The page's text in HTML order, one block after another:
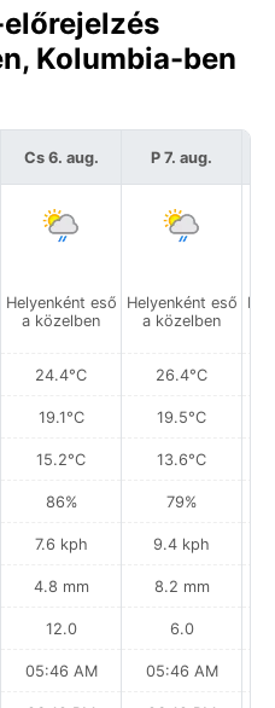
Kolumbia-ben
Cs 6. aug.
Helyenként eső
a közelben
24.4°C
19.1°C
15.2°C
86%
7.6 kph
4.8 mm
12.0
05:46 AM
P 7. aug.
Helyenként eső
a közelben
26.4°C
19.5°C
13.6°C
79%
9.4 kph
8.2 mm
6.0
05:46 AM